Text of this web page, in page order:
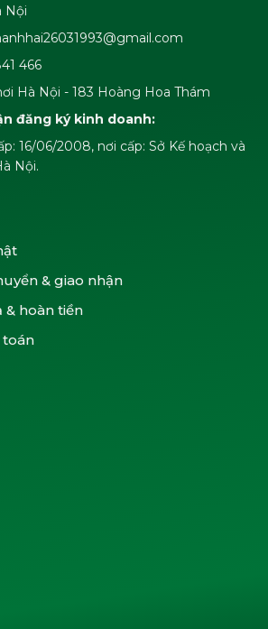
Nội
466
Hà Nội - 183 Hoàng Hoa Thám
đăng ký kinh doanh:
16/06/2008, nơi cấp: Sở Kế hoạch và
Nội.
& giao nhận
& hoàn tiền
toán